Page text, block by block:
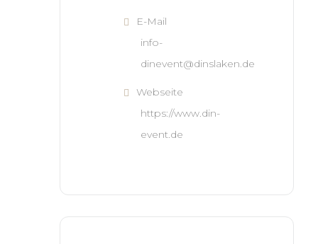
E-Mail
info-
dinevent@dinslaken.de
Webseite
https://www.din-
event.de